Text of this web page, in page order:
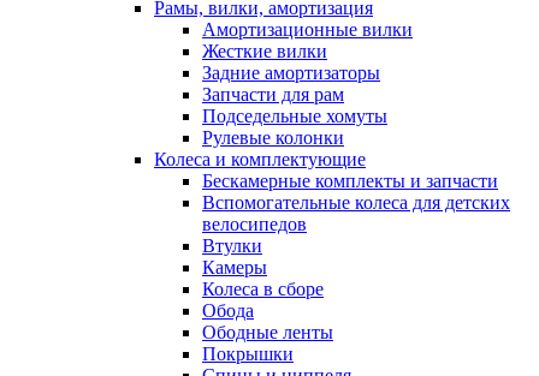
Рамы, вилки, амортизация
Амортизационные вилки
Жесткие вилки
Задние амортизаторы
Запчасти для рам
Подседельные хомуты
Рулевые колонки
Колеса и комплектующие
Бескамерные комплекты и запчасти
Вспомогательные колеса для детских
велосипедов
Втулки
Камеры
Колеса в сборе
Обода
Ободные ленты
Покрышки